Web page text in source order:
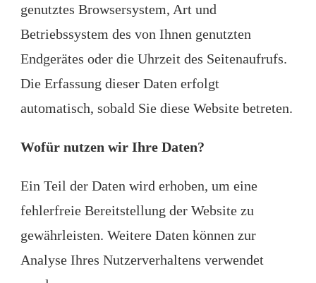
genutztes Browsersystem, Art und
Betriebssystem des von Ihnen genutzten
Endgerätes oder die Uhrzeit des Seitenaufrufs.
Die Erfassung dieser Daten erfolgt
automatisch, sobald Sie diese Website betreten.
Wofür nutzen wir Ihre Daten?
Ein Teil der Daten wird erhoben, um eine
fehlerfreie Bereitstellung der Website zu
gewährleisten. Weitere Daten können zur
Analyse Ihres Nutzerverhaltens verwendet